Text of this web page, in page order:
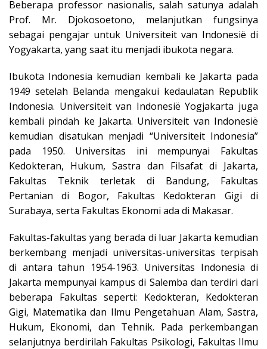
Beberapa professor nasionalis, salah satunya adalah
Prof. Mr. Djokosoetono, melanjutkan fungsinya
sebagai pengajar untuk Universiteit van Indonesië di
Yogyakarta, yang saat itu menjadi ibukota negara.
Ibukota Indonesia kemudian kembali ke Jakarta pada
1949 setelah Belanda mengakui kedaulatan Republik
Indonesia. Universiteit van Indonesië Yogjakarta juga
kembali pindah ke Jakarta. Universiteit van Indonesië
kemudian disatukan menjadi “Universiteit Indonesia”
pada 1950. Universitas ini mempunyai Fakultas
Kedokteran, Hukum, Sastra dan Filsafat di Jakarta,
Fakultas Teknik terletak di Bandung, Fakultas
Pertanian di Bogor, Fakultas Kedokteran Gigi di
Surabaya, serta Fakultas Ekonomi ada di Makasar.
Fakultas-fakultas yang berada di luar Jakarta kemudian
berkembang menjadi universitas-universitas terpisah
di antara tahun 1954-1963. Universitas Indonesia di
Jakarta mempunyai kampus di Salemba dan terdiri dari
beberapa Fakultas seperti: Kedokteran, Kedokteran
Gigi, Matematika dan Ilmu Pengetahuan Alam, Sastra,
Hukum, Ekonomi, dan Tehnik. Pada perkembangan
selanjutnya berdirilah Fakultas Psikologi, Fakultas Ilmu